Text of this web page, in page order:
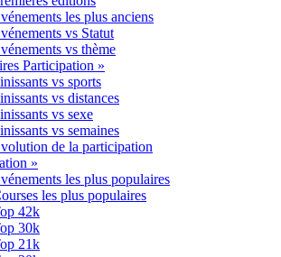
les plus anciens
vs Statut
vs thème
Participation »
vs sports
vs distances
vs sexe
vs semaines
de la participation
»
les plus populaires
les plus populaires
42k
30k
21k